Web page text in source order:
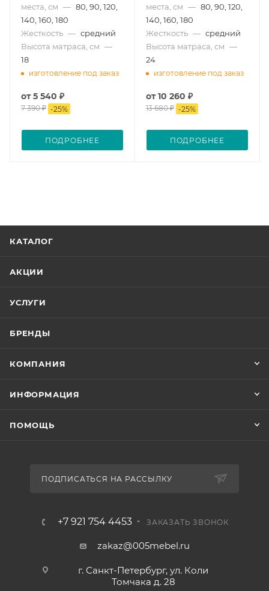
места, см — 80, 90, 120,
140, 160, 180
Жесткость — средний
Высота матраса, см —
18
изготовление под заказ
от5 540 ₽
7 390 ₽ -25%
ПОДРОБНЕЕ
места, см — 80, 90, 120,
140, 160, 180
Жесткость — средний
Высота матраса, см —
24
изготовление под заказ
от10 260 ₽
13 680 ₽ -25%
ПОДРОБНЕЕ
КАТАЛОГ
АКЦИИ
УСЛУГИ
БРЕНДЫ
КОМПАНИЯ
ИНФОРМАЦИЯ
ПОМОЩЬ
ПОДПИСАТЬСЯ НА РАССЫЛКУ
+7 921 754 4453 ЗАКАЗАТЬ ЗВОНОК
zakaz@005mebel.ru
г. Санкт-Петербург, ул. Коли
Томчака д. 28